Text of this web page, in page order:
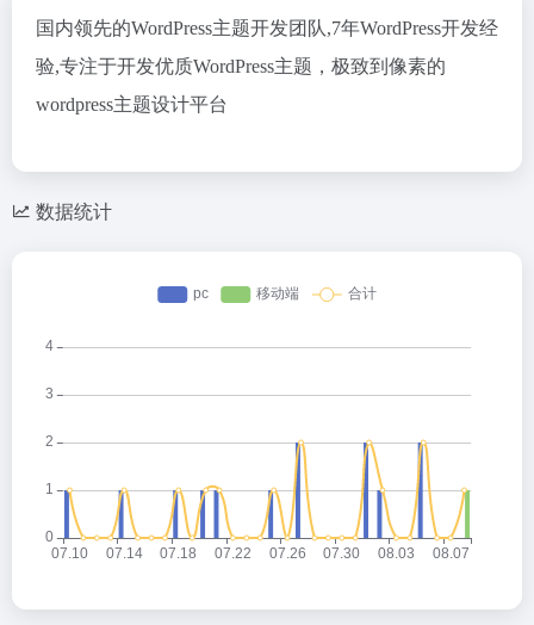
国内领先的WordPress主题开发团队,7年WordPress开发经
验,专注于开发优质WordPress主题，极致到像素的
wordpress主题设计平台
数据统计